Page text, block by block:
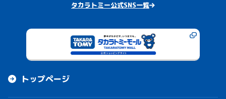
タカラトミー公式SNS一覧
トップページ